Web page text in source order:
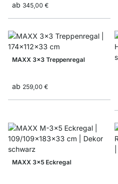
ab 345,00 €
MAXX 3x3 Treppenregal
ab 259,00 €
MAXX 3x5 Eckregal